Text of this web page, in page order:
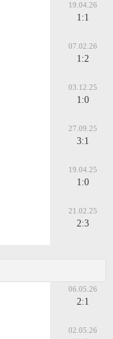
19.04.26
1:1
07.02.26
1:2
03.12.25
1:0
27.09.25
3:1
19.04.25
1:0
21.02.25
2:3
06.05.26
2:1
02.05.26